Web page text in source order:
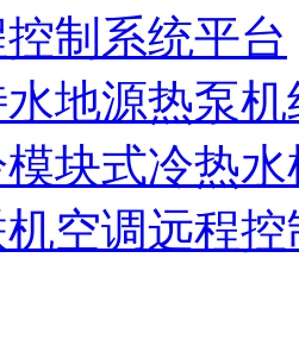
制系统平台
地源热泵
块式冷热水
空调远程控